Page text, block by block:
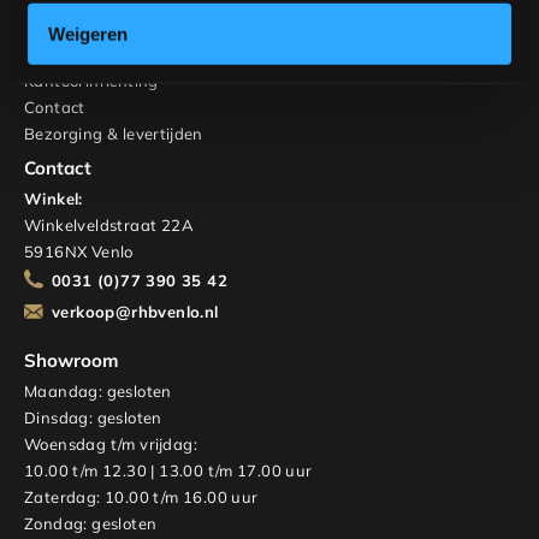
Weigeren
Over ons
Kantoorinrichting
Contact
Bezorging & levertijden
Contact
Winkel:
Winkelveldstraat 22A
5916NX Venlo
0031 (0)77 390 35 42
verkoop@rhbvenlo.nl
Showroom
Maandag: gesloten
Dinsdag: gesloten
Woensdag t/m vrijdag:
10.00 t/m 12.30 | 13.00 t/m 17.00 uur
Zaterdag: 10.00 t/m 16.00 uur
Zondag: gesloten